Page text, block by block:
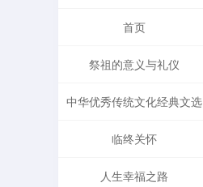
首页
祭祖的意义与礼仪
中华优秀传统文化经典文选
临终关怀
人生幸福之路